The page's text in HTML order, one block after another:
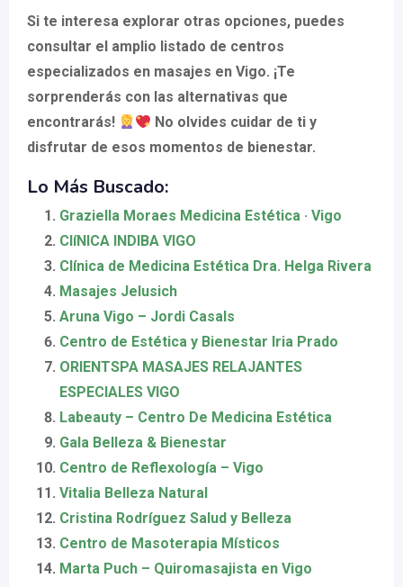
Si te interesa explorar otras opciones, puedes
consultar el amplio listado de centros
especializados en masajes en Vigo. ¡Te
sorprenderás con las alternativas que
encontrarás!
No olvides cuidar de ti y
disfrutar de esos momentos de bienestar.
Lo Más Buscado:
Graziella Moraes Medicina Estética · Vigo
ClíNICA INDIBA VIGO
Clínica de Medicina Estética Dra. Helga Rivera
Masajes Jelusich
Aruna Vigo – Jordi Casals
Centro de Estética y Bienestar Iria Prado
ORIENTSPA MASAJES RELAJANTES
ESPECIALES VIGO
Labeauty – Centro De Medicina Estética
Gala Belleza & Bienestar
Centro de Reflexología – Vigo
Vitalia Belleza Natural
Cristina Rodríguez Salud y Belleza
Centro de Masoterapia Místicos
Marta Puch – Quiromasajista en Vigo